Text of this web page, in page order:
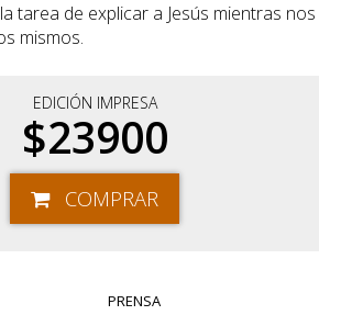
tarea de explicar a Jesús mientras nos
mismos.
EDICIÓN IMPRESA
$23900
COMPRAR
PRENSA